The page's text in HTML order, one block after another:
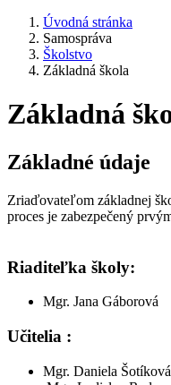
Úvodná stránka
Samospráva
Školstvo
Základná škola
Základná
Základné údaje
Zriaďovateľom základnej
proces je zabezpečený
Riaditeľka školy:
Mgr. Jana Gáborová
Učitelia :
Mgr. Daniela Šotíková